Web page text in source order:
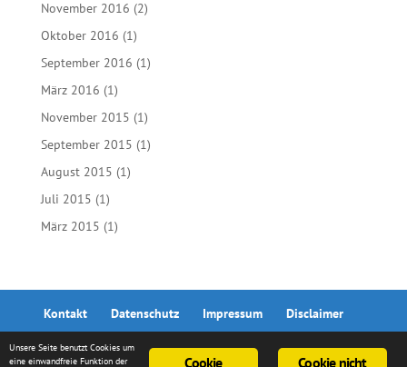
November 2016 (2)
Oktober 2016 (1)
September 2016 (1)
März 2016 (1)
November 2015 (1)
September 2015 (1)
August 2015 (1)
Juli 2015 (1)
März 2015 (1)
Kontakt Datenschutz Impressum Disclaimer
Cookie nicht
Cookie
Unsere Seite benutzt Cookies um
eine einwandfreie Funktion der